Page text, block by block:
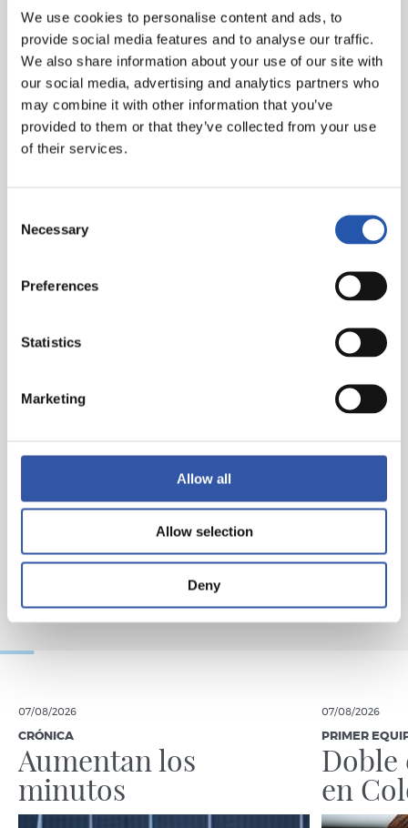
We use cookies to personalise content and ads, to
provide social media features and to analyse our traffic.
We also share information about your use of our site with
our social media, advertising and analytics partners who
may combine it with other information that you’ve
provided to them or that they’ve collected from your use
of their services.
Selection
Necessary
Preferences
Statistics
Marketing
Allow all
Allow selection
Deny
Ćaleta-Car, Sergio Gómez, Gorrotxa, Soler (Sučić,
min.53), Barrene, Take (Marín, min.53), Oyarzabal (cap)
y Óskarsson.
Real Betis: Valles, Ruibal (cap), Llorente, Gómez,
Rodríguez (Bellerín, min.70), Altimira (Amrabat,
min.70), Roca, Fornals (Isco, min.70), Antony
Óskarsson, min.80. 2-2: Oyarzabal (pen), min.91.
Barrene y Óskarsson y al visitante Llorente. Ha
07/08/2026
CRÓNICA
Aumentan los
minutos
07/08/2026
PRIMER
en